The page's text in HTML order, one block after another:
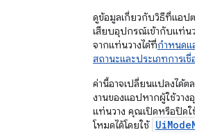
ดูข้อมูลเกี่ยวกับวิธีที่แอปตอ
เสียบอุปกรณ์เข้ากับแท่นวา
จากแท่นวางได้ที่กำหนดและ
สถานะและประเภทการเชื่อ
ค่านี้อาจเปลี่ยนแปลงได้ตลอ
งานของแอปหากผู้ใช้วางอุป
แท่นวาง คุณเปิดหรือปิดใช้โ
โหมดได้โดยใช้